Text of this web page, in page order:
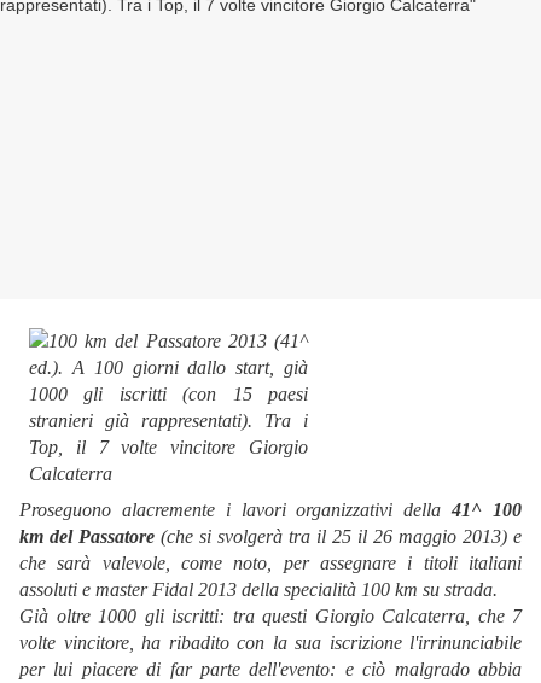
Proseguono alacremente i lavori organizzativi della41^ 100
km del Passatore (che si svolgerà tra il 25 il 26 maggio 2013) e
che sarà valevole, come noto, per assegnare i titoli italiani
assoluti e master Fidal 2013 della specialità 100 km su strada.
Già oltre 1000 gli iscritti: tra questi Giorgio Calcaterra, che 7
volte vincitore, ha ribadito con la sua iscrizione l'irrinunciabile
per lui piacere di far parte dell'evento: e ciò malgrado abbia